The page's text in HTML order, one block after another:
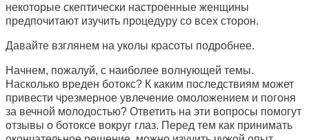
некоторые скептически настроенные женщины
предпочитают изучить процедуру со всех сторон.
Давайте взглянем на уколы красоты подробнее.
Начнем, пожалуй, с наиболее волнующей темы.
Насколько вреден ботокс? К каким последствиям может
привести чрезмерное увлечение омоложением и погоня
за вечной молодостью? Ответить на эти вопросы помогут
отзывы о ботоксе вокруг глаз. Перед тем как принимать